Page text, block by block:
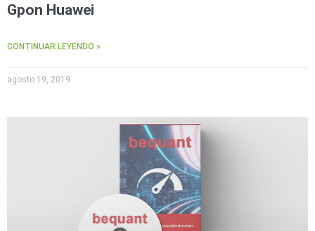
Gpon Huawei
CONTINUAR LEYENDO »
agosto 19, 2019